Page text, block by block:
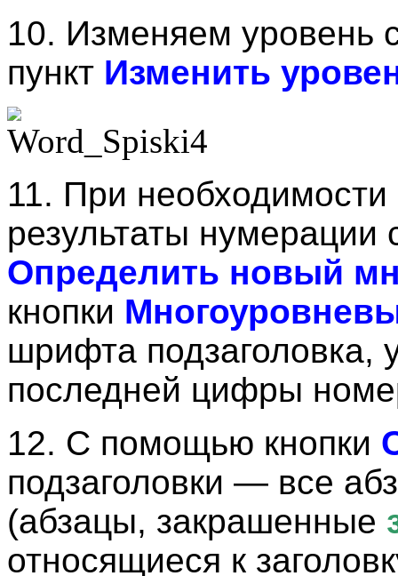
10. Изменяем уровень
пункт Изменить
11. При
результаты
Определить новый
кнопки
шрифта подзаголовка,
последней цифры
12. С помощью кнопки
подзаголовки — все
(абзацы, закрашенные
относящиеся к